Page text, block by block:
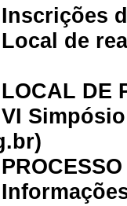
Inscrições
Local de
LOCAL DE
VI